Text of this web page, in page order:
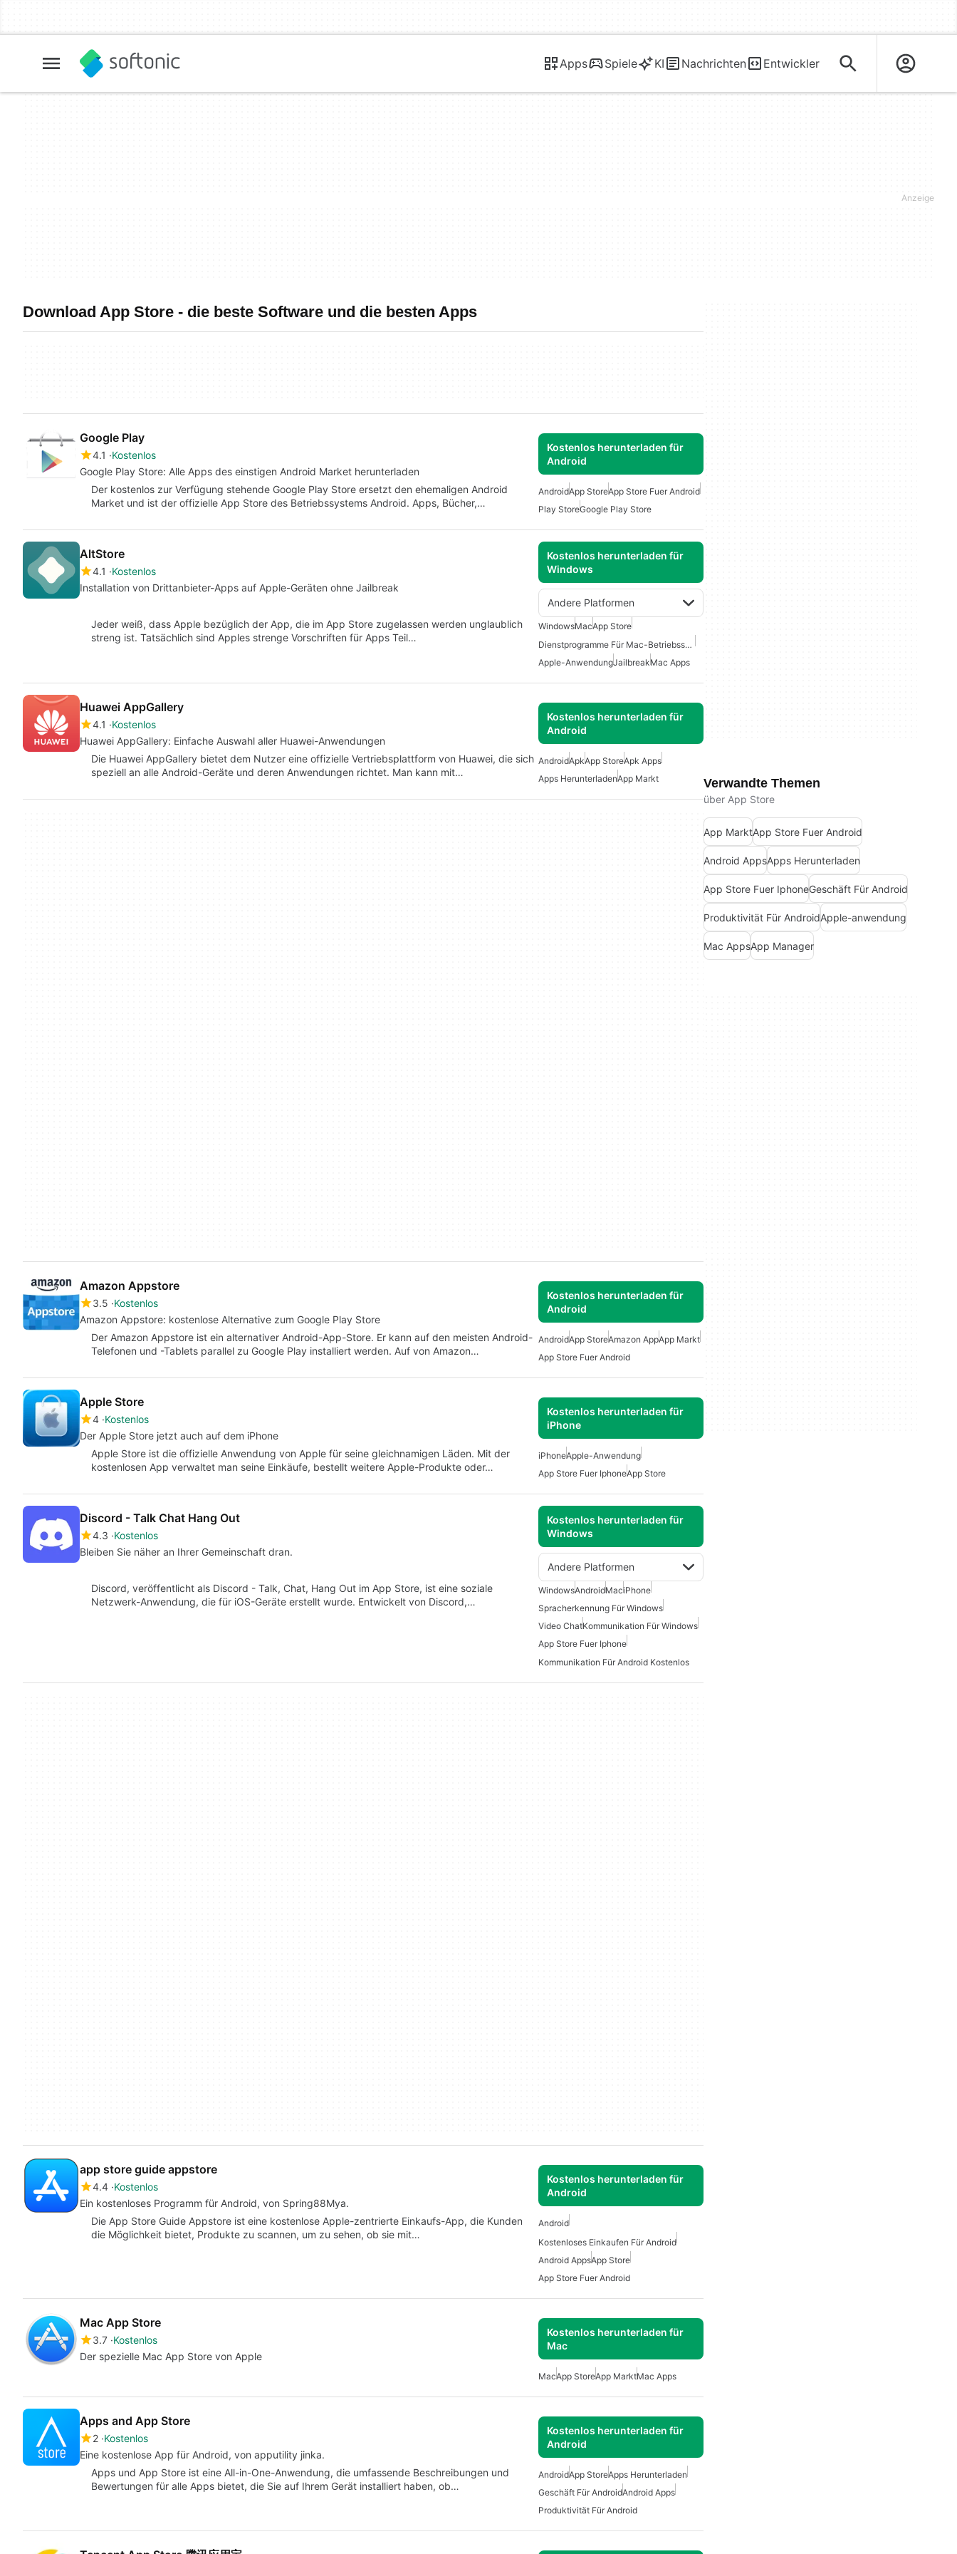
Apps Spiele KI Nachrichten Entwickler
Download App Store - die beste Software und die besten Apps
Google Play
4.1
Kostenlos
Google Play Store: Alle Apps des einstigen Android Market herunterladen
Kostenlos herunterladen für
Android
Der kostenlos zur Verfügung stehende Google Play Store ersetzt den ehemaligen Android
Market und ist der offizielle App Store des Betriebssystems Android. Apps, Bücher,…
AndroidApp StoreApp Store Fuer Android
Play StoreGoogle Play Store
AltStore
4.1
Kostenlos
Installation von Drittanbieter-Apps auf Apple-Geräten ohne Jailbreak
Kostenlos herunterladen für
Windows
Andere Platformen
Jeder weiß, dass Apple bezüglich der App, die im App Store zugelassen werden unglaublich
streng ist. Tatsächlich sind Apples strenge Vorschriften für Apps Teil…
WindowsMacApp Store
Dienstprogramme Für Mac-Betriebssysteme
Apple-AnwendungJailbreakMac Apps
Huawei AppGallery
4.1
Kostenlos
Huawei AppGallery: Einfache Auswahl aller Huawei-Anwendungen
Kostenlos herunterladen für
Android
Die Huawei AppGallery bietet dem Nutzer eine offizielle Vertriebsplattform von Huawei, die sich
speziell an alle Android-Geräte und deren Anwendungen richtet. Man kann mit…
AndroidApkApp StoreApk Apps
Apps HerunterladenApp Markt
Amazon Appstore
3.5 Kostenlos
Amazon Appstore: kostenlose Alternative zum Google Play Store
Kostenlos herunterladen für
Android
Der Amazon Appstore ist ein alternativer Android-App-Store. Er kann auf den meisten Android-
Telefonen und -Tablets parallel zu Google Play installiert werden. Auf von Amazon…
AndroidApp StoreAmazon AppApp Markt
App Store Fuer Android
Apple Store
4 Kostenlos
Der Apple Store jetzt auch auf dem iPhone
Kostenlos herunterladen für
iPhone
Apple Store ist die offizielle Anwendung von Apple für seine gleichnamigen Läden. Mit der
kostenlosen App verwaltet man seine Einkäufe, bestellt weitere Apple-Produkte oder…
iPhoneApple-Anwendung
App Store Fuer IphoneApp Store
Discord - Talk Chat Hang Out
4.3 Kostenlos
Bleiben Sie näher an Ihrer Gemeinschaft dran.
Kostenlos herunterladen für
Windows
Andere Platformen
Discord, veröffentlicht als Discord - Talk, Chat, Hang Out im App Store, ist eine soziale
Netzwerk-Anwendung, die für iOS-Geräte erstellt wurde. Entwickelt von Discord,…
WindowsAndroidMaciPhone
Spracherkennung Für Windows
Video ChatKommunikation Für Windows
App Store Fuer Iphone
Kommunikation Für Android Kostenlos
app store guide appstore
4.4 Kostenlos
Ein kostenloses Programm für Android, von Spring88Mya.
Kostenlos herunterladen für
Android
Die App Store Guide Appstore ist eine kostenlose Apple-zentrierte Einkaufs-App, die Kunden
die Möglichkeit bietet, Produkte zu scannen, um zu sehen, ob sie mit…
Android
Kostenloses Einkaufen Für Android
Android AppsApp Store
App Store Fuer Android
Mac App Store
3.7 Kostenlos
Der spezielle Mac App Store von Apple
Kostenlos herunterladen für
Mac
MacApp StoreApp MarktMac Apps
Apps and App Store
2 Kostenlos
Eine kostenlose App für Android, von apputility jinka.
Kostenlos herunterladen für
Android
Apps und App Store ist eine All-in-One-Anwendung, die umfassende Beschreibungen und
Bewertungen für alle Apps bietet, die Sie auf Ihrem Gerät installiert haben, ob…
AndroidApp StoreApps Herunterladen
Geschäft Für AndroidAndroid Apps
Produktivität Für Android
Verwandte Themen
über App Store
App MarktApp Store Fuer Android
Android AppsApps Herunterladen
App Store Fuer IphoneGeschäft Für Android
Produktivität Für AndroidApple-anwendung
Mac AppsApp Manager